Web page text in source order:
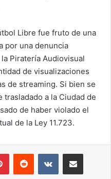
Libre fue fruto de una
por una denuncia
Piratería Audiovisual
de visualizaciones
de streaming. Si bien se
a la Ciudad de
de haber violado el
de la Ley 11.723.